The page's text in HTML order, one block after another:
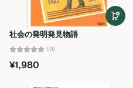
社会の発明発見物語
(0)
¥1,980